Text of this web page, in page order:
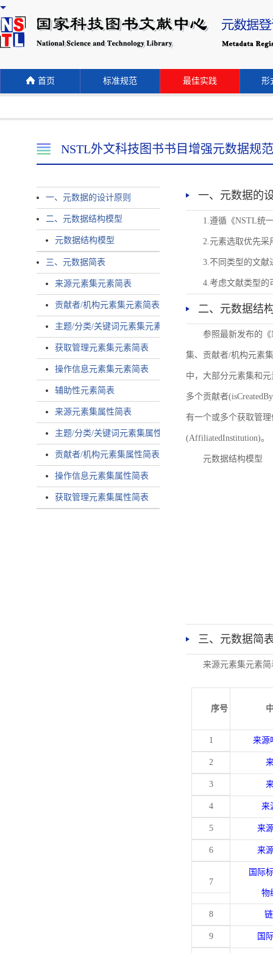
首页 标准规范 最佳实践 形
NSTL外文科技图书书目增强元数据规范
一、元数据的设计原则
二、元数据结构模型
元数据结构模型
三、元数据简表
来源元素集元素简表
贡献者/机构元素集元素简表
主题/分类/关键词元素集元素简表
获取管理元素集元素简表
操作信息元素集元素简表
辅助性元素简表
来源元素集属性简表
主题/分类/关键词元素集属性简表
贡献者/机构元素集属性简表
操作信息元素集属性简表
获取管理元素集属性简表
一、元数据的
1.遵循《NSTL统
2.元素选取优先采
3.不同类型的文献
4.考虑文献类型的
二、元数据结
参照最新发布的
集、贡献者/机构元素
中，大部分元素集和
多个贡献者
有一个或多个获取管理
(AffiliatedInstitution)。
元数据结构模型
三、元数据简
来源元素集元素简
序号
1 来源
2
3
4 来
5 来
6 来
7
国际
物
8
9 国